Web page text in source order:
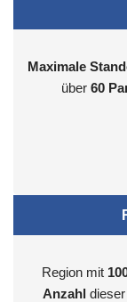
Maximale
über 60
Region mit
Anzahl